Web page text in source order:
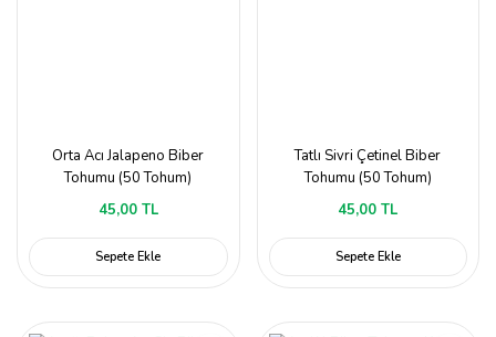
Orta Acı Jalapeno Biber
Tohumu (50 Tohum)
45,00 TL
Sepete Ekle
Tatlı Sivri Çetinel Biber
Tohumu (50 Tohum)
45,00 TL
Sepete Ekle